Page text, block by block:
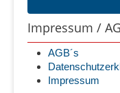
Impressum /
AGB´s
Impressum